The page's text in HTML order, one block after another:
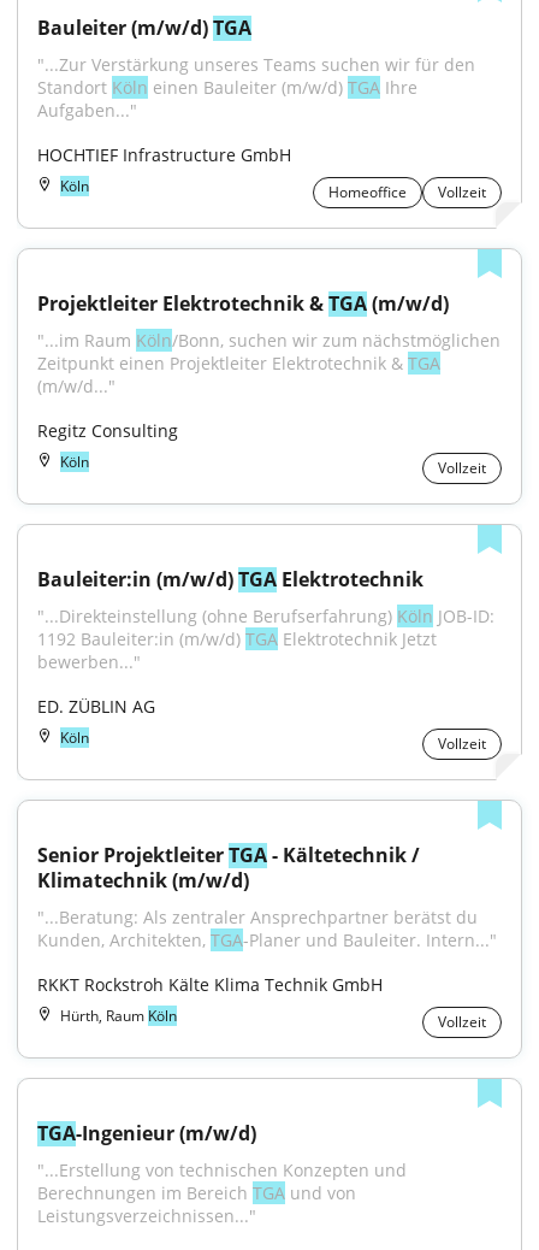
Bauleiter (m/w/d) TGA
"...Zur Verstärkung unseres Teams suchen wir für den
Standort Köln einen Bauleiter (m/w/d) TGA Ihre
Aufgaben..."
HOCHTIEF Infrastructure GmbH
Köln Homeoffice Vollzeit
Projektleiter Elektrotechnik & TGA (m/w/d)
"...im Raum Köln/Bonn, suchen wir zum nächstmöglichen
Zeitpunkt einen Projektleiter Elektrotechnik & TGA
(m/w/d..."
Regitz Consulting
Köln Vollzeit
Bauleiter:in (m/w/d) TGA Elektrotechnik
"...Direkteinstellung (ohne Berufserfahrung) Köln JOB-ID:
1192 Bauleiter:in (m/w/d) TGA Elektrotechnik Jetzt
bewerben..."
ED. ZÜBLIN AG
Köln Vollzeit
Senior Projektleiter TGA - Kältetechnik /
Klimatechnik (m/w/d)
"...Beratung: Als zentraler Ansprechpartner berätst du
Kunden, Architekten, TGA-Planer und Bauleiter. Intern..."
RKKT Rockstroh Kälte Klima Technik GmbH
Hürth, Raum Köln Vollzeit
TGA-Ingenieur (m/w/d)
"...Erstellung von technischen Konzepten und
Berechnungen im Bereich TGA und von
Leistungsverzeichnissen..."